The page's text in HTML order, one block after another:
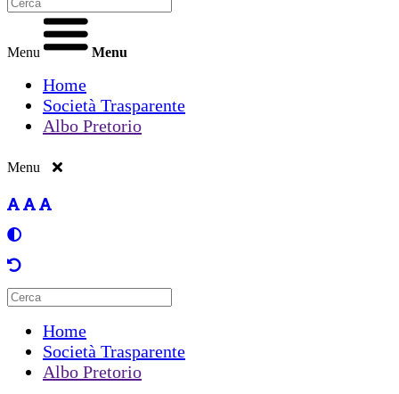
Menu Menu
Home
Società Trasparente
Albo Pretorio
Menu
Home
Società Trasparente
Albo Pretorio